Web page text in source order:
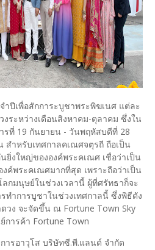
ำปีเพื่อสักการะบูชาพระพิฆเนศ แต่ละ
ระหว่างเดือนสิงหาคม-ตุลาคม ซึ่งใน
รที่ 19 กันยายน - วันพฤหัสบดีที่ 28
สำหรับเทศกาลคเณศจตุรถี ถือเป็น
ยิ่งใหญ่ขององค์พระคเณศ เชื่อว่าเป็น
งค์พระคเณศมากที่สุด เพราะถือว่าเป็น
ลกมนุษย์ในช่วงเวลานี้ ผู้ที่ศรัทธาก็จะ
ทำการบูชาในช่วงเทศกาลนี้ ซึ่งพิธีดัง
วง จะจัดขึ้น ณ Fortune Town Sky
การค้า Fortune Town
รอาวุโส บริษัทซี.พี.แลนด์ จำกัด